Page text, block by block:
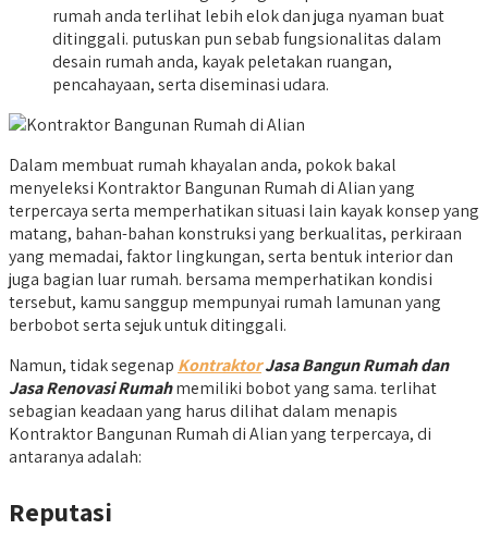
rumah anda terlihat lebih elok dan juga nyaman buat
ditinggali. putuskan pun sebab fungsionalitas dalam
desain rumah anda, kayak peletakan ruangan,
pencahayaan, serta diseminasi udara.
Dalam membuat rumah khayalan anda, pokok bakal
menyeleksi Kontraktor Bangunan Rumah di Alian yang
terpercaya serta memperhatikan situasi lain kayak konsep yang
matang, bahan-bahan konstruksi yang berkualitas, perkiraan
yang memadai, faktor lingkungan, serta bentuk interior dan
juga bagian luar rumah. bersama memperhatikan kondisi
tersebut, kamu sanggup mempunyai rumah lamunan yang
berbobot serta sejuk untuk ditinggali.
Namun, tidak segenap KontraktorJasa Bangun Rumah dan
Jasa Renovasi Rumahmemiliki bobot yang sama. terlihat
sebagian keadaan yang harus dilihat dalam menapis
Kontraktor Bangunan Rumah di Alian yang terpercaya, di
antaranya adalah:
Reputasi